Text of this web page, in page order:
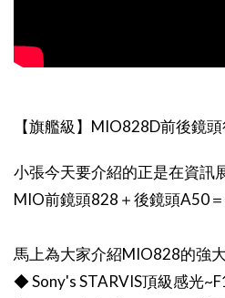
【旗艦級】MIO828D前後鏡
小張今天要介紹的正是在資訊
MIO前鏡頭828＋後鏡頭A50
馬上為大家介紹MIO828的強
◆ Sony's STARVIS頂級感光